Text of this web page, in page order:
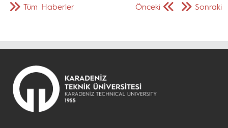
Önceki Sonraki
Tüm Haberler